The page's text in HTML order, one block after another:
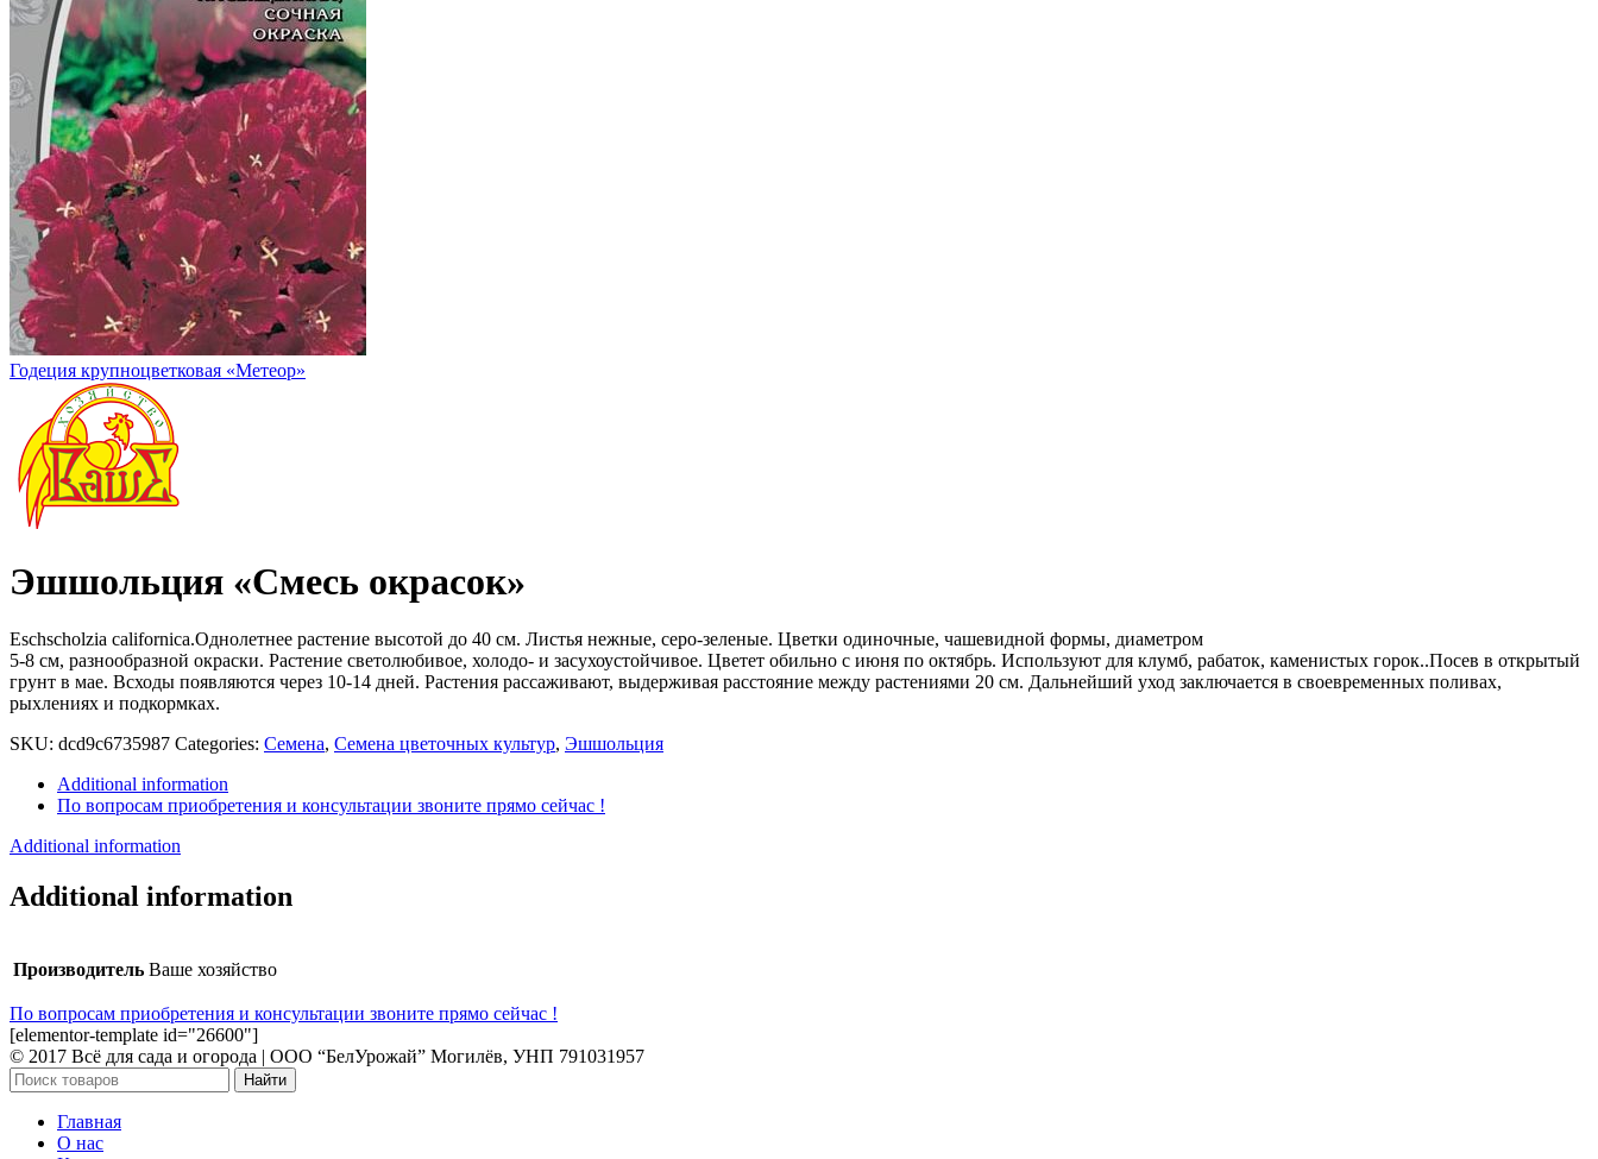
Годеция крупноцветковая «Метеор»
Эшшольция «Смесь окрасок»
Eschscholzia californica.Однолетнее растение высотой до 40 см. Листья нежные, серо-зеленые. Цветки одиночные, чашевидной формы, диаметром
5-8 см, разнообразной окраски. Растение светолюбивое, холодо- и засухоустойчивое. Цветет обильно с июня по октябрь. Используют для клумб, рабаток, каменистых горок..Посев в открытый
грунт в мае. Всходы появляются через 10-14 дней. Растения рассаживают, выдерживая расстояние между растениями 20 см. Дальнейший уход заключается в своевременных поливах,
рыхлениях и подкормках.
SKU: dcd9c6735987 Categories: Семена, Семена цветочных культур, Эшшольция
Additional information
По вопросам приобретения и консультации звоните прямо сейчас !
Additional information
Additional information
Производитель Ваше хозяйство
По вопросам приобретения и консультации звоните прямо сейчас !
[elementor-template id="26600"]
© 2017 Всё для сада и огорода | OOO “БелУрожай” Могилёв, УНП 791031957
Найти
Главная
О нас